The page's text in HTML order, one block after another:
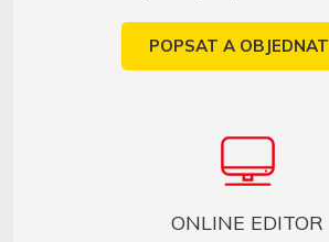
POPSAT A OBJEDNAT
ONLINE EDITOR